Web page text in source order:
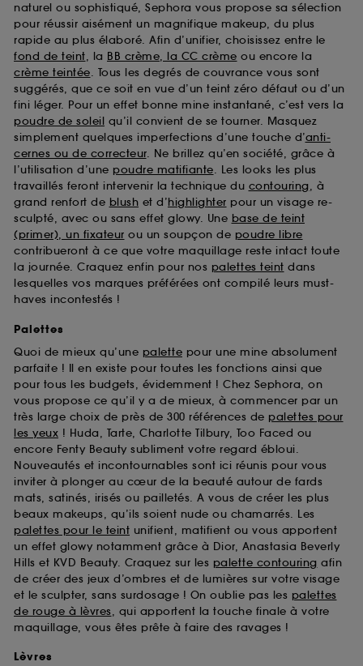
naturel ou sophistiqué, Sephora vous propose sa sélection
pour réussir aisément un magnifique makeup, du plus
rapide au plus élaboré. Afin d’unifier, choisissez entre le
fond de teint, la BB crème, la CC crème ou encore la
crème teintée. Tous les degrés de couvrance vous sont
suggérés, que ce soit en vue d’un teint zéro défaut ou d’un
fini léger. Pour un effet bonne mine instantané, c’est vers la
poudre de soleil qu’il convient de se tourner. Masquez
simplement quelques imperfections d’une touche d’anti-
cernes ou de correcteur. Ne brillez qu’en société, grâce à
l’utilisation d’une poudre matifiante. Les looks les plus
travaillés feront intervenir la technique du contouring, à
grand renfort de blush et d’highlighter pour un visage re-
sculpté, avec ou sans effet glowy. Une base de teint
(primer), un fixateur ou un soupçon de poudre libre
contribueront à ce que votre maquillage reste intact toute
la journée. Craquez enfin pour nos palettes teint dans
lesquelles vos marques préférées ont compilé leurs must-
haves incontestés !
Palettes
Quoi de mieux qu’une palette pour une mine absolument
parfaite ! Il en existe pour toutes les fonctions ainsi que
pour tous les budgets, évidemment ! Chez Sephora, on
vous propose ce qu’il y a de mieux, à commencer par un
très large choix de près de 300 références de palettes pour
les yeux ! Huda, Tarte, Charlotte Tilbury, Too Faced ou
encore Fenty Beauty subliment votre regard ébloui.
Nouveautés et incontournables sont ici réunis pour vous
inviter à plonger au cœur de la beauté autour de fards
mats, satinés, irisés ou pailletés. A vous de créer les plus
beaux makeups, qu’ils soient nude ou chamarrés. Les
palettes pour le teint unifient, matifient ou vous apportent
un effet glowy notamment grâce à Dior, Anastasia Beverly
Hills et KVD Beauty. Craquez sur les palette contouring afin
de créer des jeux d’ombres et de lumières sur votre visage
et le sculpter, sans surdosage ! On oublie pas les palettes
de rouge à lèvres, qui apportent la touche finale à votre
maquillage, vous êtes prête à faire des ravages !
Lèvres